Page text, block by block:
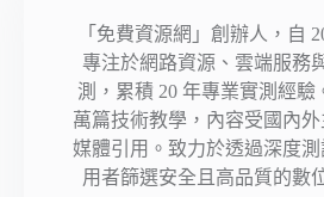
「免費資源網」創辦人，自
專注於網路資源、雲端服務
測，累積 20 年專業實測經驗
萬篇技術教學，內容受國內
媒體引用。致力於透過深度
用者篩選安全且高品質的數